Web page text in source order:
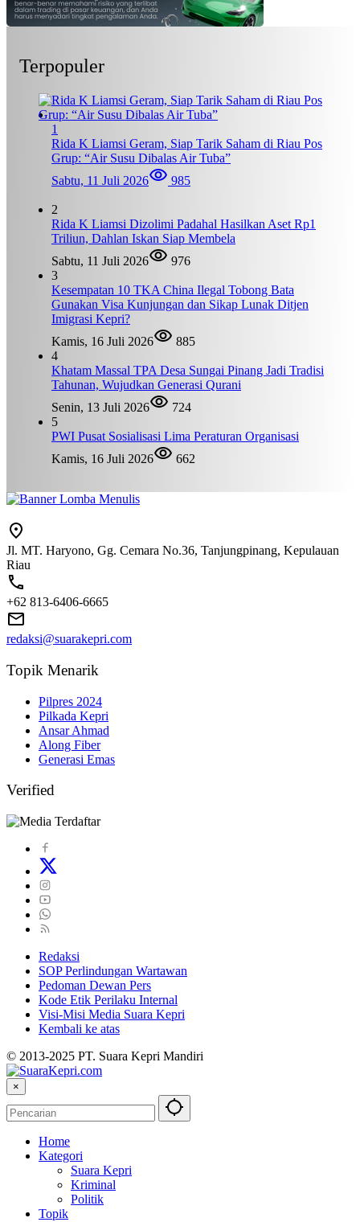
Terpopuler
1
Rida K Liamsi Geram, Siap Tarik Saham di Riau Pos
Grup: “Air Susu Dibalas Air Tuba”
Sabtu, 11 Juli 2026
985
2
Rida K Liamsi Dizolimi Padahal Hasilkan Aset Rp1
Triliun, Dahlan Iskan Siap Membela
Sabtu, 11 Juli 2026
976
3
Kesempatan 10 TKA China Ilegal Tobong Bata
Gunakan Visa Kunjungan dan Sikap Lunak Ditjen
Imigrasi Kepri?
Kamis, 16 Juli 2026
885
4
Khatam Massal TPA Desa Sungai Pinang Jadi Tradisi
Tahunan, Wujudkan Generasi Qurani
Senin, 13 Juli 2026
724
5
PWI Pusat Sosialisasi Lima Peraturan Organisasi
Kamis, 16 Juli 2026
662
Jl. MT. Haryono, Gg. Cemara No.36, Tanjungpinang, Kepulauan
Riau
+62 813-6406-6665
redaksi@suarakepri.com
Topik Menarik
Pilpres 2024
Pilkada Kepri
Ansar Ahmad
Along Fiber
Generasi Emas
Verified
Redaksi
SOP Perlindungan Wartawan
Pedoman Dewan Pers
Kode Etik Perilaku Internal
Visi-Misi Media Suara Kepri
Kembali ke atas
© 2013-2025 PT. Suara Kepri Mandiri
×
Home
Kategori
Suara Kepri
Kriminal
Politik
Topik